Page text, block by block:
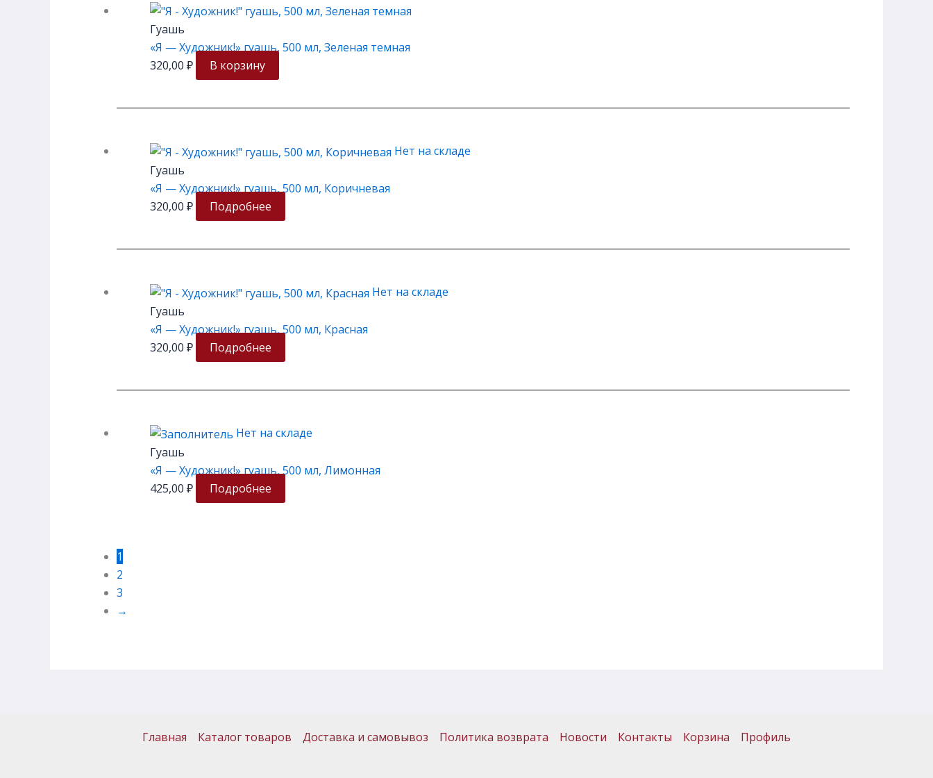
Гуашь
«Я — Художник!» гуашь, 500 мл, Зеленая темная
320,00 ₽ В корзину
Нет на складе
Гуашь
«Я — Художник!» гуашь, 500 мл, Коричневая
320,00 ₽ Подробнее
Нет на складе
Гуашь
«Я — Художник!» гуашь, 500 мл, Красная
320,00 ₽ Подробнее
Нет на складе
Гуашь
«Я — Художник!» гуашь, 500 мл, Лимонная
425,00 ₽ Подробнее
1
2
3
→
Главная Каталог товаров Доставка и самовывоз Политика возврата Новости Контакты Корзина Профиль